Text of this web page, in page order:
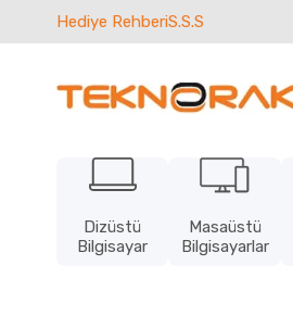
Hediye RehberiS.S.S
Dizüstü
Bilgisayar
Masaüstü
Bilgisayarlar